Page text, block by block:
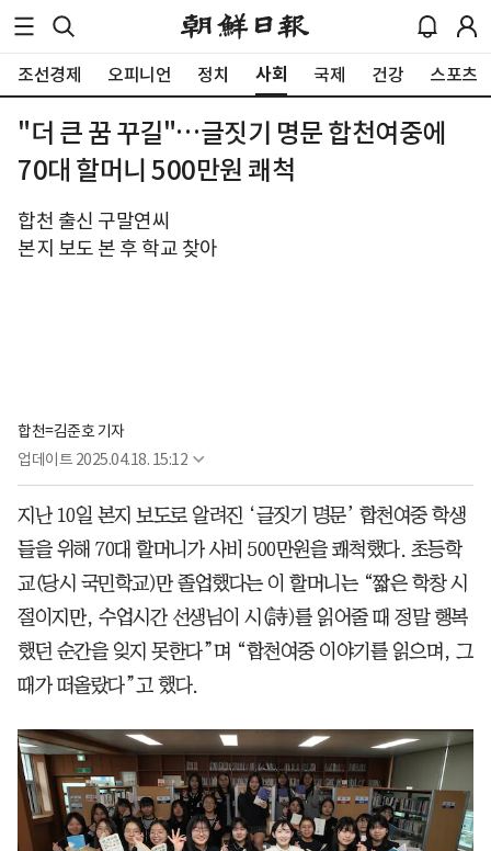
조선경제 오피니언 정치 사회 국제 건강 스포츠
"더 큰 꿈 꾸길"…글짓기 명문 합천여중에
70대 할머니 500만원 쾌척
합천 출신 구말연씨
본지 보도 본 후 학교 찾아
합천=김준호 기자
업데이트 2025.04.18. 15:12
지난 10일 본지 보도로 알려진 ‘글짓기 명문’ 합천여중 학생
들을 위해 70대 할머니가 사비 500만원을 쾌척했다. 초등학
교(당시 국민학교)만 졸업했다는 이 할머니는 “짧은 학창 시
절이지만, 수업시간 선생님이 시(詩)를 읽어줄 때 정말 행복
했던 순간을 잊지 못한다”며 “합천여중 이야기를 읽으며, 그
때가 떠올랐다”고 했다.